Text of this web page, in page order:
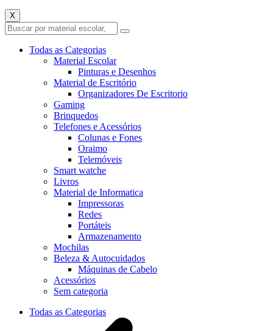
X
Todas as Categorias
Material Escolar
Pinturas e Desenhos
Material de Escritório
Organizadores De Escritorio
Gaming
Brinquedos
Telefones e Acessórios
Colunas e Fones
Oraimo
Telemóveis
Smart watche
Livros
Material de Informatica
Impressoras
Redes
Portáteis
Armazenamento
Mochilas
Beleza & Autocuidados
Máquinas de Cabelo
Acessórios
Sem categoria
Todas as Categorias